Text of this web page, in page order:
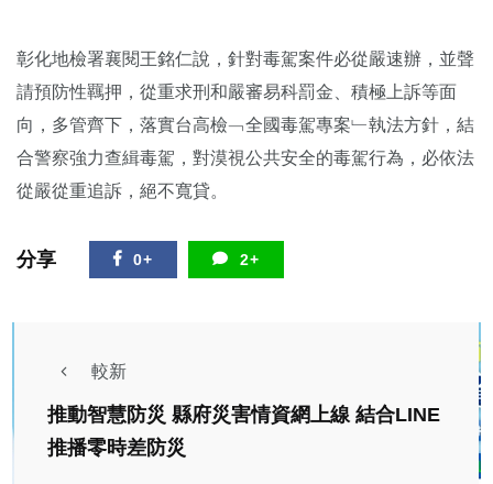
彰化地檢署襄閱王銘仁說，針對毒駕案件必從嚴速辦，並聲
請預防性羈押，從重求刑和嚴審易科罰金、積極上訴等面
向，多管齊下，落實台高檢﹁全國毒駕專案﹂執法方針，結
合警察強力查緝毒駕，對漠視公共安全的毒駕行為，必依法
從嚴從重追訴，絕不寬貸。
分享 0+ 2+
較新
推動智慧防災 縣府災害情資網上線 結合LINE
推播零時差防災